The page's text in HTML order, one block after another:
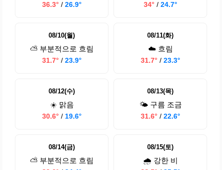
36.3° / 26.9° 34° / 24.7°
08/10(월)
⛅ 부분적으로 흐림
31.7° / 23.9°
08/11(화)
☁️ 흐림
31.7° / 23.3°
08/12(수)
☀️ 맑음
30.6° / 19.6°
08/13(목)
🌤️ 구름 조금
31.6° / 22.6°
08/14(금)
⛅ 부분적으로 흐림
08/15(토)
🌧️ 강한 비